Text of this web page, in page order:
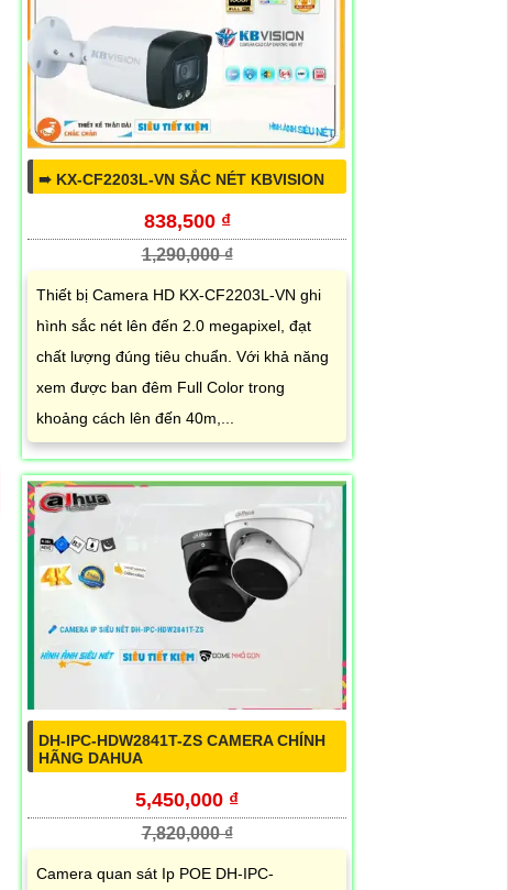
➠ KX-CF2203L-VN SẮC NÉT KBVISION
838,500 ₫
1,290,000 ₫
Thiết bị Camera HD KX-CF2203L-VN ghi
hình sắc nét lên đến 2.0 megapixel, đạt
chất lượng đúng tiêu chuẩn. Với khả năng
xem được ban đêm Full Color trong
khoảng cách lên đến 40m,...
DH-IPC-HDW2841T-ZS CAMERA CHÍNH
HÃNG DAHUA
5,450,000 ₫
7,820,000 ₫
Camera quan sát Ip POE DH-IPC-